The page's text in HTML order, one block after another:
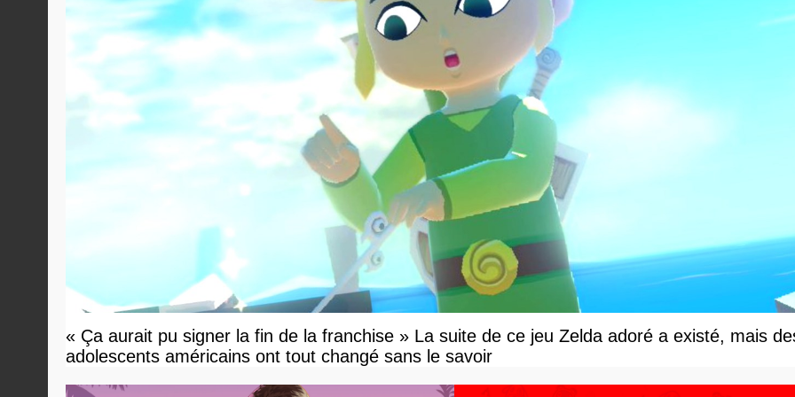
« Ça aurait pu signer la fin de la franchise » La suite de ce jeu Zelda adoré a existé, mais
adolescents américains ont tout changé sans le savoir